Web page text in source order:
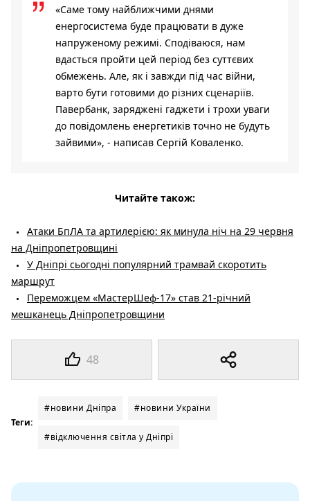
48
«Саме тому найближчими днями
енергосистема буде працювати в дуже
напруженому режимі. Сподіваюся, нам
вдасться пройти цей період без суттєвих
обмежень. Але, як і завжди під час війни,
варто бути готовими до різних сценаріїв.
Павербанк, заряджені гаджети і трохи уваги
до повідомлень енергетиків точно не будуть
зайвими», - написав Сергій Коваленко.
Читайте також:
Атаки БпЛА та артилерією: як минула ніч на 29 червня
на Дніпропетровщині
У Дніпрі сьогодні популярний трамвай скоротить
маршрут
Переможцем «МастерШеф-17» став 21-річний
мешканець Дніпропетровщини
Теги:
#новини Дніпра #новини України
#відключення світла у Дніпрі